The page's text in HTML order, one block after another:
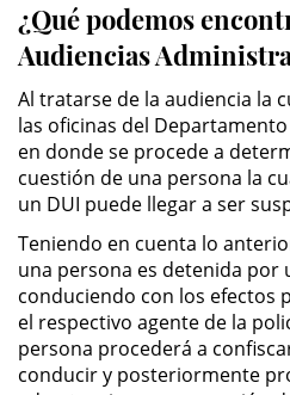
Chocar y
Conducir
Suspendida
Evadir a un
Homicidio
Robo de
Delitos de
¿Qué podemos
Audiencias
Al tratarse de la audiencia la
las oficinas del
en donde se procede a
cuestión de una persona la
un DUI puede llegar a ser
Teniendo en cuenta lo
una persona es detenida por
conduciendo con los efectos
el respectivo agente de la
persona procederá a
conducir y posteriormente